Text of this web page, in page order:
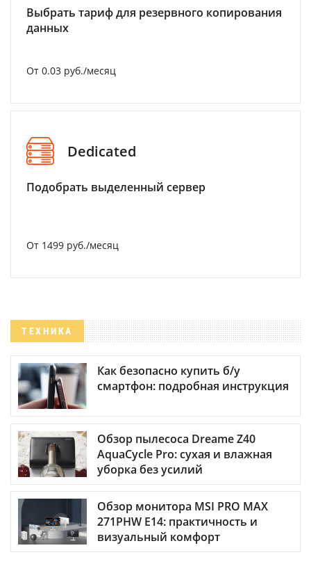
Выбрать тариф для резервного копирования
данных
От 0.03 руб./месяц
Dedicated
Подобрать выделенный сервер
От 1499 руб./месяц
ТЕХНИКА
Как безопасно купить б/у
смартфон: подробная инструкция
Обзор пылесоса Dreame Z40
AquaCycle Pro: сухая и влажная
уборка без усилий
Обзор монитора MSI PRO MAX
271PHW E14: практичность и
визуальный комфорт